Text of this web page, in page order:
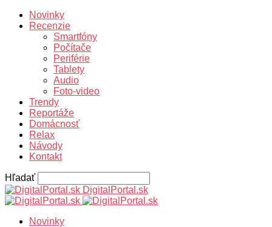
Novinky
Recenzie
Smartfóny
Počítače
Periférie
Tablety
Audio
Foto-video
Trendy
Reportáže
Domácnosť
Relax
Návody
Kontakt
Hľadať
DigitalPortal.sk
Novinky